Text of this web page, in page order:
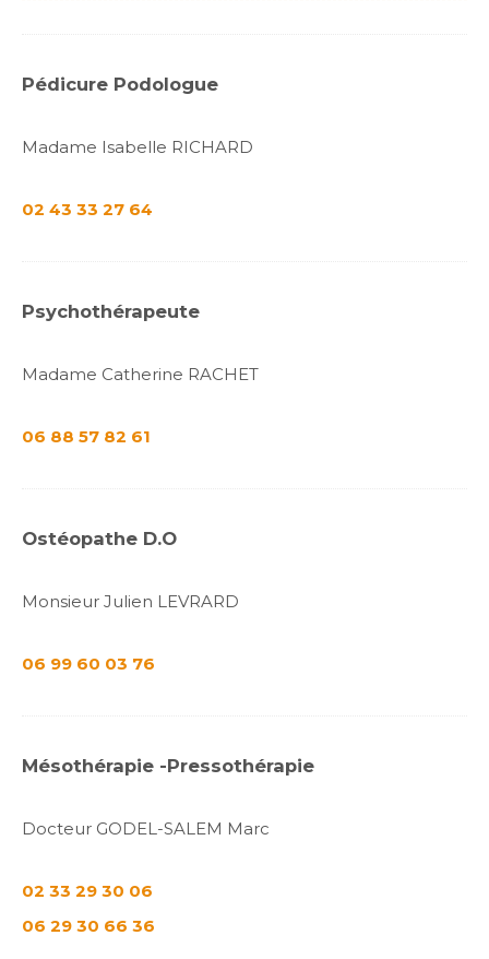
Pédicure Podologue
Madame Isabelle RICHARD
02 43 33 27 64
Psychothérapeute
Madame Catherine RACHET
06 88 57 82 61
Ostéopathe D.O
Monsieur Julien LEVRARD
06 99 60 03 76
Mésothérapie -Pressothérapie
Docteur GODEL-SALEM Marc
02 33 29 30 06
06 29 30 66 36